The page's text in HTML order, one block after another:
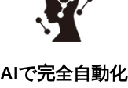
AIで完全自動化